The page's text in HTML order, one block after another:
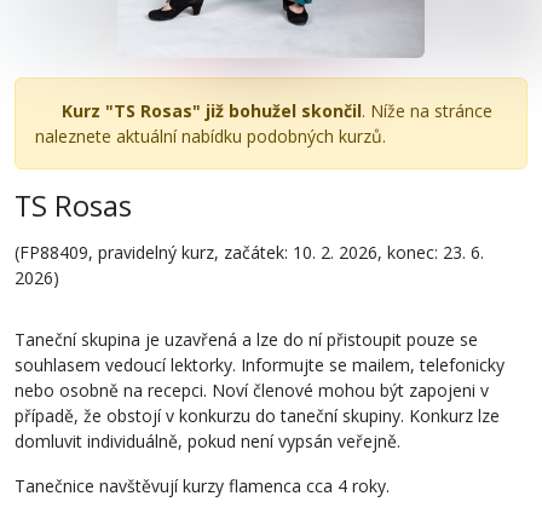
Kurz "TS Rosas" již bohužel skončil. Níže na stránce
naleznete aktuální nabídku podobných kurzů.
TS Rosas
(FP88409, pravidelný kurz, začátek: 10. 2. 2026, konec: 23. 6.
2026)
Taneční skupina je uzavřená a lze do ní přistoupit pouze se
souhlasem vedoucí lektorky. Informujte se mailem, telefonicky
nebo osobně na recepci. Noví členové mohou být zapojeni v
případě, že obstojí v konkurzu do taneční skupiny. Konkurz lze
domluvit individuálně, pokud není vypsán veřejně.
Tanečnice navštěvují kurzy flamenca cca 4 roky.